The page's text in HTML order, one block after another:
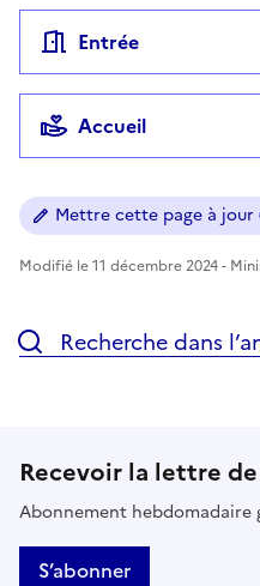
Entrée
Accueil
Mettre cette page à jour
Modifié le 11 décembre 2024 -
Recherche dans
Recevoir la lettre
Abonnement hebdomadaire
S’abonner